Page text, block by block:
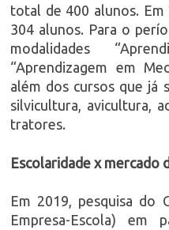
total de 400 alunos.
304 alunos. Para o
modalidades
“Aprendizagem em
além dos cursos que já
silvicultura, avicultura,
tratores.
Escolaridade x mercado
Em 2019, pesquisa do
Empresa-Escola) em